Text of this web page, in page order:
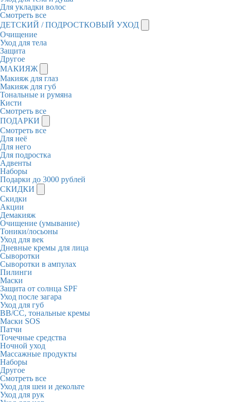
Для укладки волос
Смотреть все
ДЕТСКИЙ / ПОДРОСТКОВЫЙ УХОД
Очищение
Уход для тела
Защита
Другое
МАКИЯЖ
Макияж для глаз
Макияж для губ
Тональные и румяна
Кисти
Смотреть все
ПОДАРКИ
Смотреть все
Для неё
Для него
Для подростка
Адвенты
Наборы
Подарки до 3000 рублей
СКИДКИ
Скидки
Акции
Демакияж
Очищение (умывание)
Тоники/лосьоны
Уход для век
Дневные кремы для лица
Сыворотки
Сыворотки в ампулах
Пилинги
Маски
Защита от солнца SPF
Уход после загара
Уход для губ
BB/CC, тональные кремы
Маски SOS
Патчи
Точечные средства
Ночной уход
Массажные продукты
Наборы
Другое
Смотреть все
Уход для шеи и декольте
Уход для рук